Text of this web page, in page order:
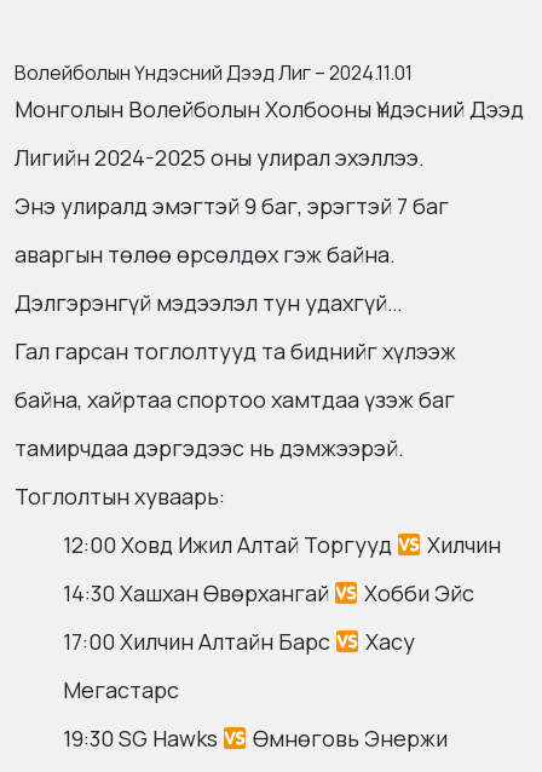
Волейболын Үндэсний Дээд Лиг – 2024.11.01
Монголын Волейболын Холбооны Үндэсний Дээд
Лигийн 2024-2025 оны улирал эхэллээ.
Энэ улиралд эмэгтэй 9 баг, эрэгтэй 7 баг
аваргын төлөө өрсөлдөх гэж байна.
Дэлгэрэнгүй мэдээлэл тун удахгүй…
Гал гарсан тоглолтууд та биднийг хүлээж
байна, хайртаа спортоо хамтдаа үзэж баг
тамирчдаа дэргэдээс нь дэмжээрэй.
Тоглолтын хуваарь:
12:00 Ховд Ижил Алтай Торгууд
Хилчин
14:30 Хашхан Өвөрхангай
Хобби Эйс
17:00 Хилчин Алтайн Барс
Хасу
Мегастарс
19:30 SG Hawks
Өмнөговь Энержи